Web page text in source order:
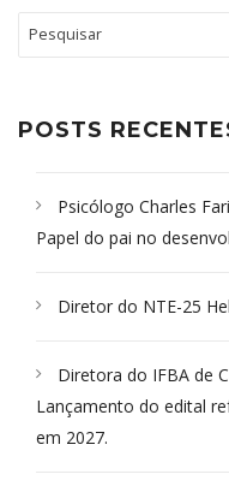
POSTS
Psicólogo Charles
Papel do pai no
Diretor do NTE-25
Diretora do IFBA de
Lançamento do edital
em 2027.